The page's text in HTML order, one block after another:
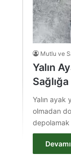
Mutlu ve
Yalın
Yalın ayak
olmadan
depolamak